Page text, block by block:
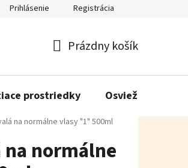
Prihlásenie Registrácia
košík
Prázdny košík
prostriedky Osviežovače
na normálne vlasy "1" 500ml
normálne